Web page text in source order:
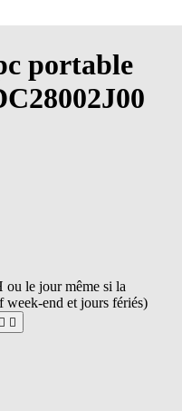
portable
ou le jour même si la
week-end et jours fériés)
 